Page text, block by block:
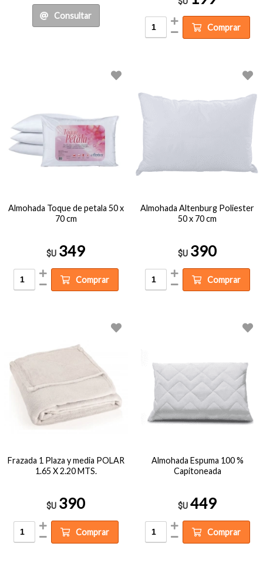
Consultar
Comprar
Almohada Toque de petala 50 x
70 cm
$U 349
Comprar
Almohada Altenburg Poliester
50 x 70 cm
$U 390
Comprar
Frazada 1 Plaza y media POLAR
1.65 X 2.20 MTS.
$U 390
Comprar
Almohada Espuma 100 %
Capitoneada
$U 449
Comprar